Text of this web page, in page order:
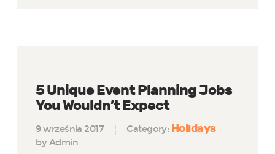
5 Unique Event Planning Jobs
You Wouldn’t Expect
9 września 2017 Category: Holidays
by Admin